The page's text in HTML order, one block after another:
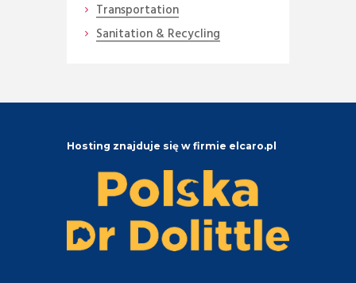
Transportation
Sanitation & Recycling
Hosting znajduje się w firmie elcaro.pl